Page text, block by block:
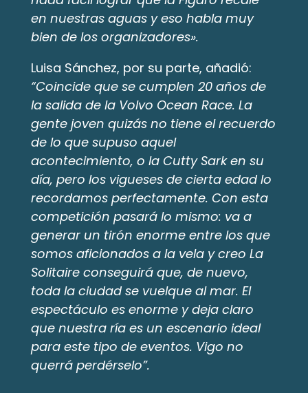
en nuestras aguas y eso habla muy
bien de los organizadores».
Luisa Sánchez, por su parte, añadió:
“Coincide que se cumplen 20 años de
la salida de la Volvo Ocean Race. La
gente joven quizás no tiene el recuerdo
de lo que supuso aquel
acontecimiento, o la Cutty Sark en su
día, pero los vigueses de cierta edad lo
recordamos perfectamente. Con esta
competición pasará lo mismo: va a
generar un tirón enorme entre los que
somos aficionados a la vela y creo La
Solitaire conseguirá que, de nuevo,
toda la ciudad se vuelque al mar. El
espectáculo es enorme y deja claro
que nuestra ría es un escenario ideal
para este tipo de eventos. Vigo no
querrá perdérselo”.